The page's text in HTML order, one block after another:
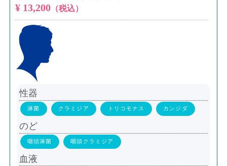
¥ 13,200（税込）
性器
淋菌 クラミジア トリコモナス カンジダ
のど
咽頭淋菌 咽頭クラミジア
血液